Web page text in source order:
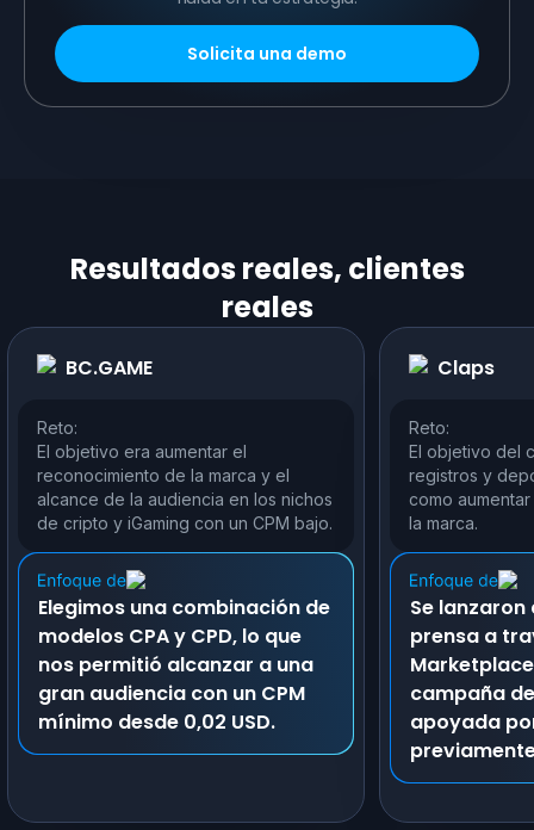
Solicita una demo
Resultados reales, clientes
reales
BC.GAME
Reto:
El objetivo era aumentar el
reconocimiento de la marca y el
alcance de la audiencia en los nichos
de cripto y iGaming con un CPM bajo.
Elegimos una combinación de
modelos CPA y CPD, lo que
nos permitió alcanzar a una
gran audiencia con un CPM
mínimo desde 0,02 USD.
Claps
Reto:
El objetivo del
registros y
como
la marca.
Se
prensa a
campaña
apoyada